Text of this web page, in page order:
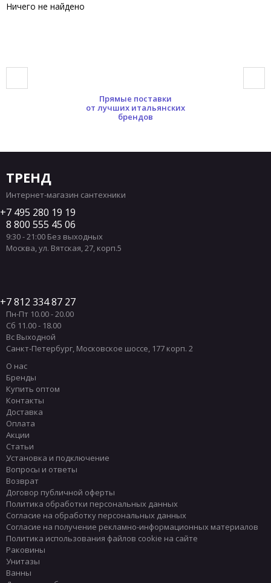
Ничего не найдено
Прямые поставки
от лучших итальянских
брендов
ТРЕНД
Интернет-магазин сантехники
7 495 280 19 19
8 800 555 45 06
9:30 - 21:00 Без выходных
Москва,ул. Вятская, 27, корп.5
7 812 334 87 27
Пн-Пт 10.00 - 20.00
Сб 11.00 - 18.00
Вс Выходной
Санкт-Петербург, Московское шоссе, 177 корп. 2
О нас
Бренды
Купить оптом
Контакты
Доставка
Оплата
Акции
Статьи
Установка и подключение
Вопросы и ответы
Возврат
Договор публичной оферты
Политика обработки персональных данных
Согласие на обработку персональных данных
Согласие на получение рекламно-информационных материалов
Политика использования файлов cookie на сайте
Раковины
Унитазы
Ванны